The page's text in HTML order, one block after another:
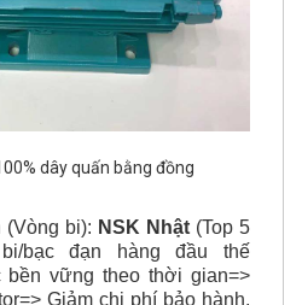
dây quấn bằng đồng
bạc đạn hàng đầu thế
vững theo thời gian=>
Giảm chi phí bảo hành,